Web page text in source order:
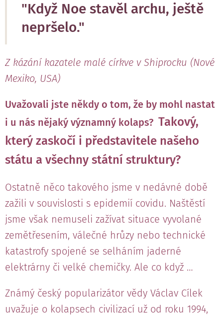
"Když Noe stavěl archu, ještě
nepršelo."
Z kázání kazatele malé církve v Shiprocku (Nové
Mexiko, USA)
Uvažovali jste někdy o tom, že by mohl nastat
i u nás nějaký významný kolaps? Takový,
který zaskočí i představitele našeho
státu a všechny státní struktury?
Ostatně něco takového jsme v nedávné době
zažili v souvislosti s epidemií covidu. Naštěstí
jsme však nemuseli zažívat situace vyvolané
zemětřesením, válečné hrůzy nebo technické
katastrofy spojené se selháním jaderné
elektrárny či velké chemičky. Ale co když …
Známý český popularizátor vědy Václav Cílek
uvažuje o kolapsech civilizací už od roku 1994,